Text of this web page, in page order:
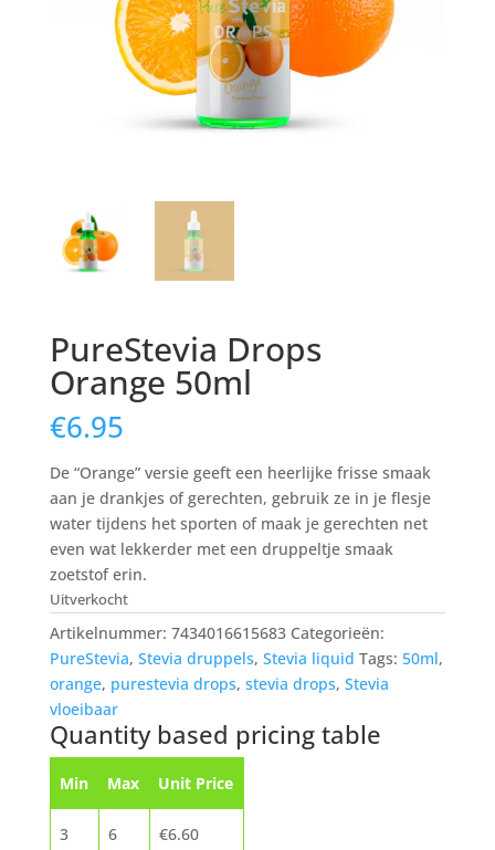
PureStevia Drops
Orange 50ml
€6.95
De “Orange” versie geeft een heerlijke frisse smaak
aan je drankjes of gerechten, gebruik ze in je flesje
water tijdens het sporten of maak je gerechten net
even wat lekkerder met een druppeltje smaak
zoetstof erin.
Uitverkocht
Artikelnummer: 7434016615683 Categorieën:
PureStevia, Stevia druppels, Stevia liquid Tags: 50ml,
orange, purestevia drops, stevia drops, Stevia
vloeibaar
Quantity based pricing table
Min Max Unit Price
3 6 €6.60